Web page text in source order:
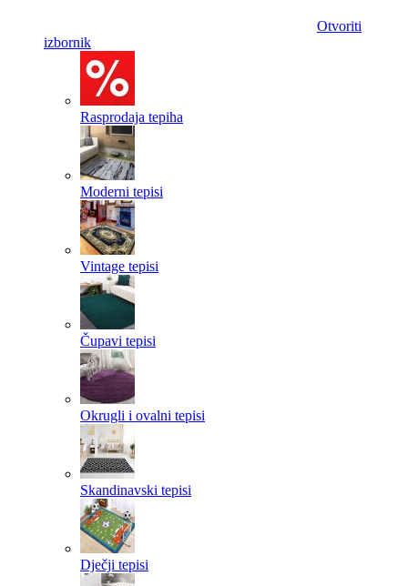
Otvoriti
izbornik
Rasprodaja tepiha
Moderni tepisi
Vintage tepisi
Čupavi tepisi
Okrugli i ovalni tepisi
Skandinavski tepisi
Dječji tepisi